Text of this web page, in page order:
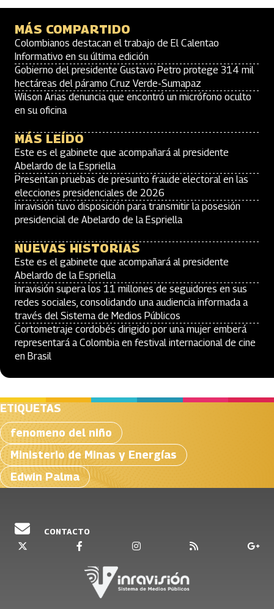
MÁS COMPARTIDO
Colombianos destacan el trabajo de El Calentao
Informativo en su última edición
Gobierno del presidente Gustavo Petro protege 314 mil
hectáreas del páramo Cruz Verde-Sumapaz
Wilson Arias denuncia que encontró un micrófono oculto
en su oficina
MÁS LEÍDO
Este es el gabinete que acompañará al presidente
Abelardo de la Espriella
Presentan pruebas de presunto fraude electoral en las
elecciones presidenciales de 2026
Inravisión tuvo disposición para transmitir la posesión
presidencial de Abelardo de la Espriella
NUEVAS HISTORIAS
Este es el gabinete que acompañará al presidente
Abelardo de la Espriella
Inravisión supera los 11 millones de seguidores en sus
redes sociales, consolidando una audiencia informada a
través del Sistema de Medios Públicos
Cortometraje cordobés dirigido por una mujer emberá
representará a Colombia en festival internacional de cine
en Brasil
ETIQUETAS
fenomeno del niño
Ministerio de Minas y Energías
Edwin Palma
CONTACTO